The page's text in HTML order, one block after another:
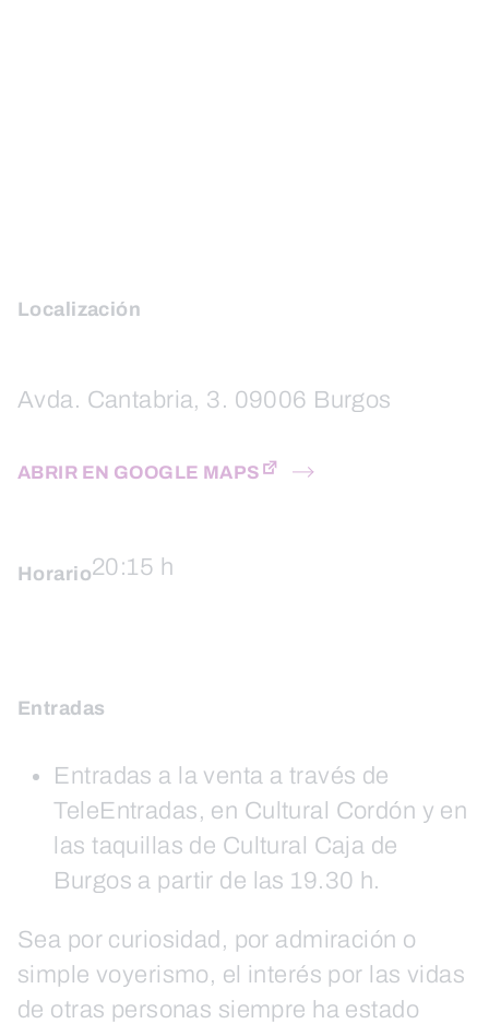
Localización
Avda. Cantabria, 3. 09006 Burgos
ABRIR EN GOOGLE MAPS
Horario20:15 h
Entradas
Entradas a la venta a través de
TeleEntradas, en Cultural Cordón y en
las taquillas de Cultural Caja de
Burgos a partir de las 19.30 h.
Sea por curiosidad, por admiración o
simple voyerismo, el interés por las vidas
de otras personas siempre ha estado